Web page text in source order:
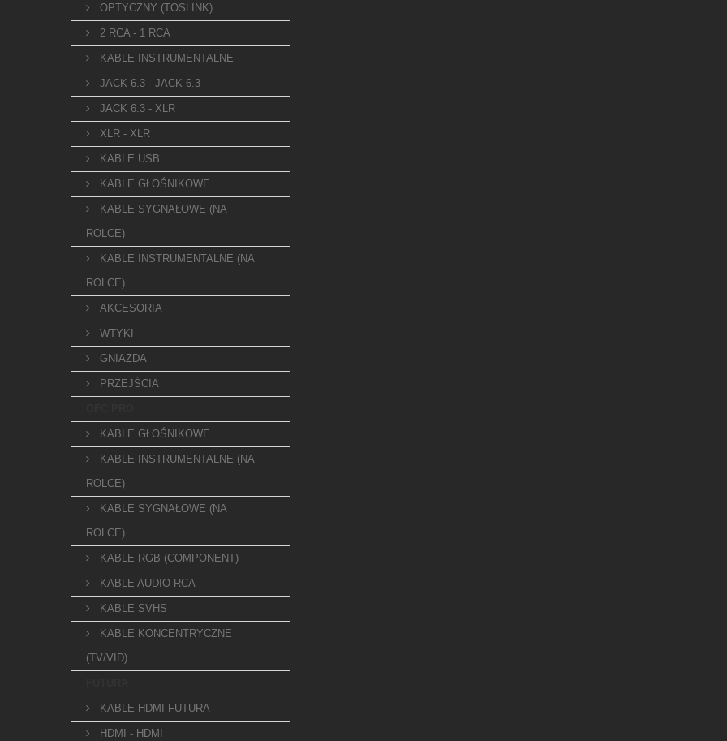
OPTYCZNY (TOSLINK)
2 RCA - 1 RCA
KABLE INSTRUMENTALNE
JACK 6.3 - JACK 6.3
JACK 6.3 - XLR
XLR - XLR
KABLE USB
KABLE GŁOŚNIKOWE
KABLE SYGNAŁOWE (NA
ROLCE)
KABLE INSTRUMENTALNE (NA
ROLCE)
AKCESORIA
WTYKI
GNIAZDA
PRZEJŚCIA
KABLE GŁOŚNIKOWE
KABLE INSTRUMENTALNE (NA
ROLCE)
KABLE SYGNAŁOWE (NA
ROLCE)
KABLE RGB (COMPONENT)
KABLE AUDIO RCA
KABLE SVHS
KABLE KONCENTRYCZNE
(TV/VID)
KABLE HDMI FUTURA
HDMI - HDMI